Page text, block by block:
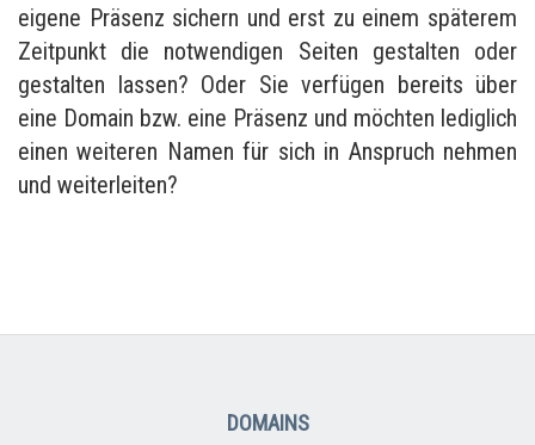
eigene Präsenz sichern und erst zu einem späterem
Zeitpunkt die notwendigen Seiten gestalten oder
gestalten lassen? Oder Sie verfügen bereits über
eine Domain bzw. eine Präsenz und möchten lediglich
einen weiteren Namen für sich in Anspruch nehmen
und weiterleiten?
DOMAINS